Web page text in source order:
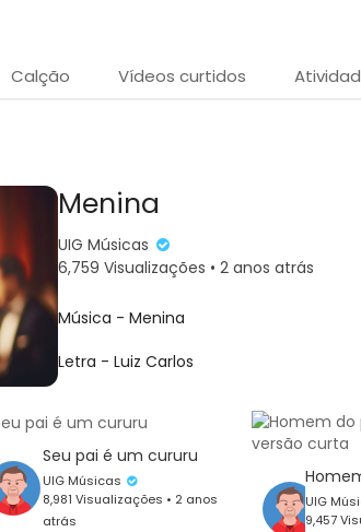
Calção Vídeos curtidos
Menina
UIG Músicas
6,759 Visualizações • 2 anos atrás
⁣Música - Menina
⁣Letra - Luiz Carlos
ou uma de nossas plataformas -
Seu pai é um cururu
UIG Músicas
8,981 Visualizações • 2 anos
atrás
UIG
9,457